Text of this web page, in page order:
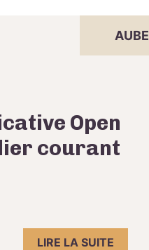
AUBE
Open
courant
LIRE LA SUITE